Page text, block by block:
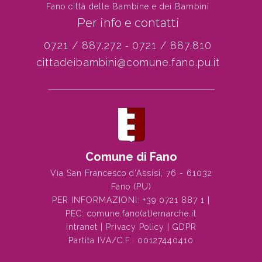
Fano città delle Bambine e dei Bambini
Per info e contatti
0721 / 887.272 - 0721 / 887.810
cittadeibambini@comune.fano.pu.it
Comune di Fano
Via San Francesco d'Assisi, 76 - 61032
Fano (PU)
PER INFORMAZIONI: +39 0721 887 1
PEC: comune.fano(at)emarche.it
intranet
Privacy Policy
GDPR
Partita IVA/C.F.: 00127440410